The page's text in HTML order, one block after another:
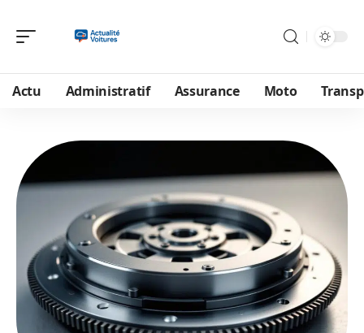
Actu Administratif Assurance Moto